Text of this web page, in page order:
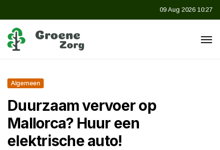
09 Aug 2026 10:27
Algemeen
Duurzaam vervoer op
Mallorca? Huur een
elektrische auto!